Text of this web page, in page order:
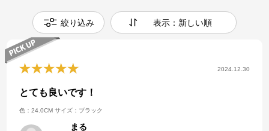
絞り込み 表示：新しい順
2024.12.30
とても良いです！
色：24.0CM サイズ：ブラック
まる